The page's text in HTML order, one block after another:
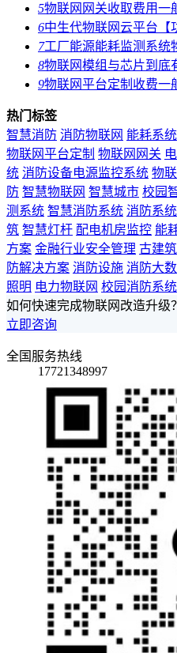
5物联网网关收取费用一
6中生代物联网云平台【
7工厂能源能耗监测系统
8物联网模组与芯片到底
9物联网平台定制收费一
热门标签
智慧消防 消防物联网 能耗系统
物联网平台定制 物联网网关
统 消防设备电源监控系统 物
防 智慧物联网 智慧城市 校园
测系统 智慧消防系统 消防系统
筑 智慧灯杆 配电机房监控 能
方案 金融行业安全管理 古建
防解决方案 消防设施 消防大
照明 电力物联网 校园消防系统
如何快速完成物联网改造升级
立即咨询
全国服务热线
17721348997